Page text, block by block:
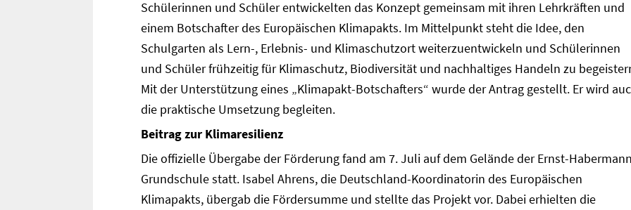
Schülerinnen und Schüler entwickelten das Konzept gemeinsam mit ihren Lehrkräften und
einem Botschafter des Europäischen Klimapakts. Im Mittelpunkt steht die Idee, den
Schulgarten als Lern-, Erlebnis- und Klimaschutzort weiterzuentwickeln und Schülerinnen
und Schüler frühzeitig für Klimaschutz, Biodiversität und nachhaltiges Handeln zu
Mit der Unterstützung eines „Klimapakt-Botschafters“ wurde der Antrag gestellt. Er wird
die praktische Umsetzung begleiten.
Beitrag zur Klimaresilienz
Die offizielle Übergabe der Förderung fand am 7. Juli auf dem Gelände der Ernst-
Grundschule statt. Isabel Ahrens, die Deutschland-Koordinatorin des Europäischen
Klimapakts, übergab die Fördersumme und stellte das Projekt vor. Dabei erhielten die